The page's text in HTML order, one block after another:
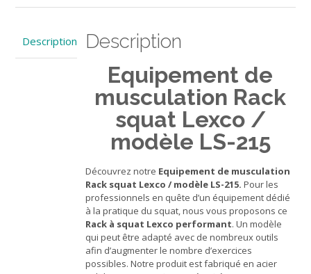
squat
modèle
LS-
Description Description
Equipement de
musculation Rack
squat Lexco /
modèle LS-215
Découvrez notre Equipement de musculation
Rack squat Lexco / modèle LS-215. Pour les
professionnels en quête d’un équipement dédié
à la pratique du squat, nous vous proposons ce
Rack à squat Lexco performant. Un modèle
qui peut être adapté avec de nombreux outils
afin d’augmenter le nombre d’exercices
possibles. Notre produit est fabriqué en acier